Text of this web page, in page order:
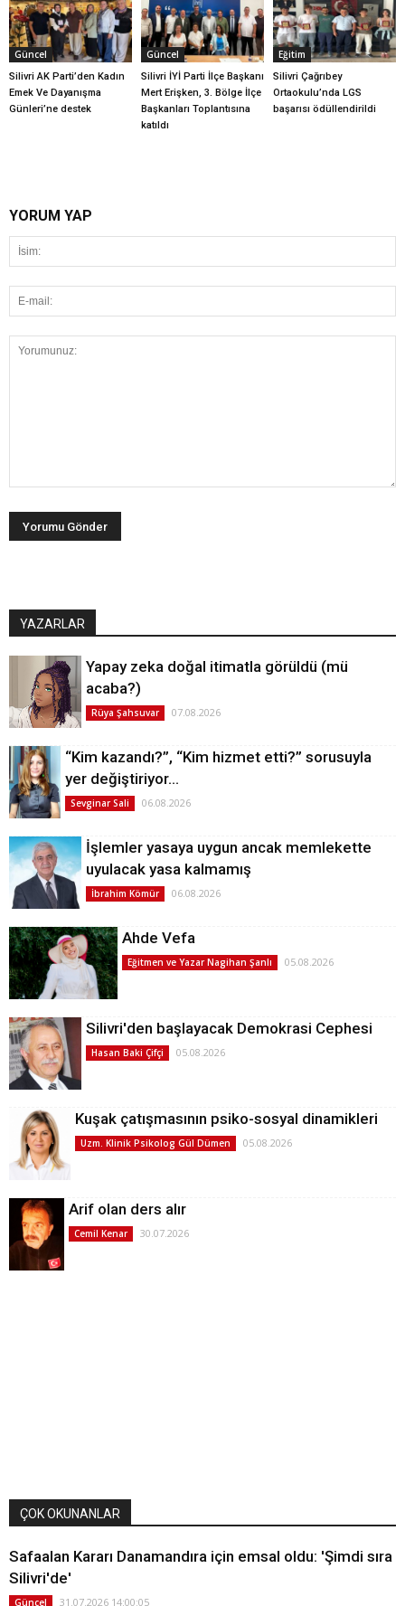
Güncel
Silivri AK Parti’den Kadın
Emek Ve Dayanışma
Günleri’ne destek
Güncel
Silivri İYİ Parti İlçe Başkanı
Mert Erişken, 3. Bölge İlçe
Başkanları Toplantısına
katıldı
Eğitim
Silivri Çağrıbey
Ortaokulu’nda LGS
başarısı ödüllendirildi
YORUM YAP
YAZARLAR
Yapay zeka doğal itimatla görüldü (mü
acaba?)
Rüya Şahsuvar 07.08.2026
“Kim kazandı?”, “Kim hizmet etti?” sorusuyla
yer değiştiriyor…
Sevginar Sali 06.08.2026
İşlemler yasaya uygun ancak memlekette
uyulacak yasa kalmamış
İbrahim Kömür 06.08.2026
Ahde Vefa
Eğitmen ve Yazar Nagihan Şanlı 05.08.2026
Silivri'den başlayacak Demokrasi Cephesi
Hasan Baki Çifçi 05.08.2026
Kuşak çatışmasının psiko-sosyal dinamikleri
Uzm. Klinik Psikolog Gül Dümen 05.08.2026
Arif olan ders alır
Cemil Kenar 30.07.2026
ÇOK OKUNANLAR
Safaalan Kararı Danamandıra için emsal oldu: 'Şimdi sıra
Silivri'de'
Güncel 31.07.2026 14:00:05